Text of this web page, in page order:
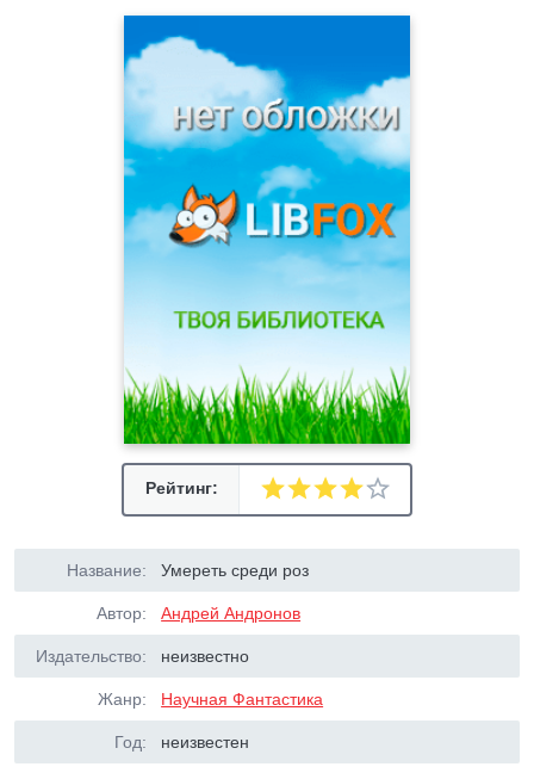
Рейтинг:
Название: Умереть среди роз
Автор: Андрей Андронов
Издательство: неизвестно
Жанр: Научная Фантастика
Год: неизвестен